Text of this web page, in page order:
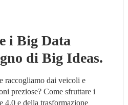
i Big Data
di Big Ideas.
raccogliamo dai veicoli e
preziose? Come sfruttare i
4.0 e della trasformazione